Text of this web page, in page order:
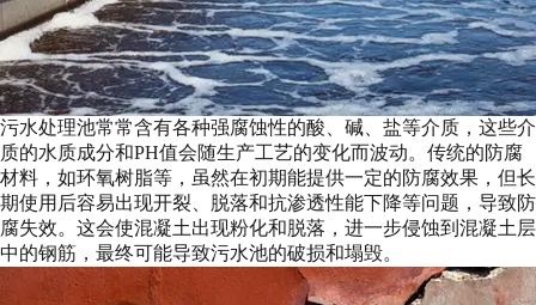
污水处理池常常含有各种强腐蚀性的酸、碱、盐等介质，这些介
质的水质成分和PH值会随生产工艺的变化而波动。传统的防腐
材料，如环氧树脂等，虽然在初期能提供一定的防腐效果，但长
期使用后容易出现开裂、脱落和抗渗透性能下降等问题，导致防
腐失效。这会使混凝土出现粉化和脱落，进一步侵蚀到混凝土层
中的钢筋，最终可能导致污水池的破损和塌毁。